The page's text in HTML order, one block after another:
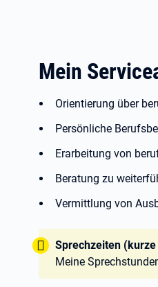
Mein
Orientierung über
Persönliche
Erarbeitung von
Beratung zu
Vermittlung von
Tipp:
Sprechzeiten
Meine